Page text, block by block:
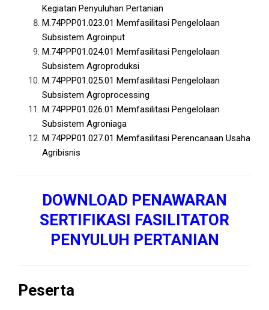
Kegiatan Penyuluhan Pertanian
M.74PPP01.023.01 Memfasilitasi Pengelolaan
Subsistem Agroinput
M.74PPP01.024.01 Memfasilitasi Pengelolaan
Subsistem Agroproduksi
M.74PPP01.025.01 Memfasilitasi Pengelolaan
Subsistem Agroprocessing
M.74PPP01.026.01 Memfasilitasi Pengelolaan
Subsistem Agroniaga
M.74PPP01.027.01 Memfasilitasi Perencanaan Usaha
Agribisnis
DOWNLOAD PENAWARAN
SERTIFIKASI FASILITATOR
PENYULUH PERTANIAN
Peserta